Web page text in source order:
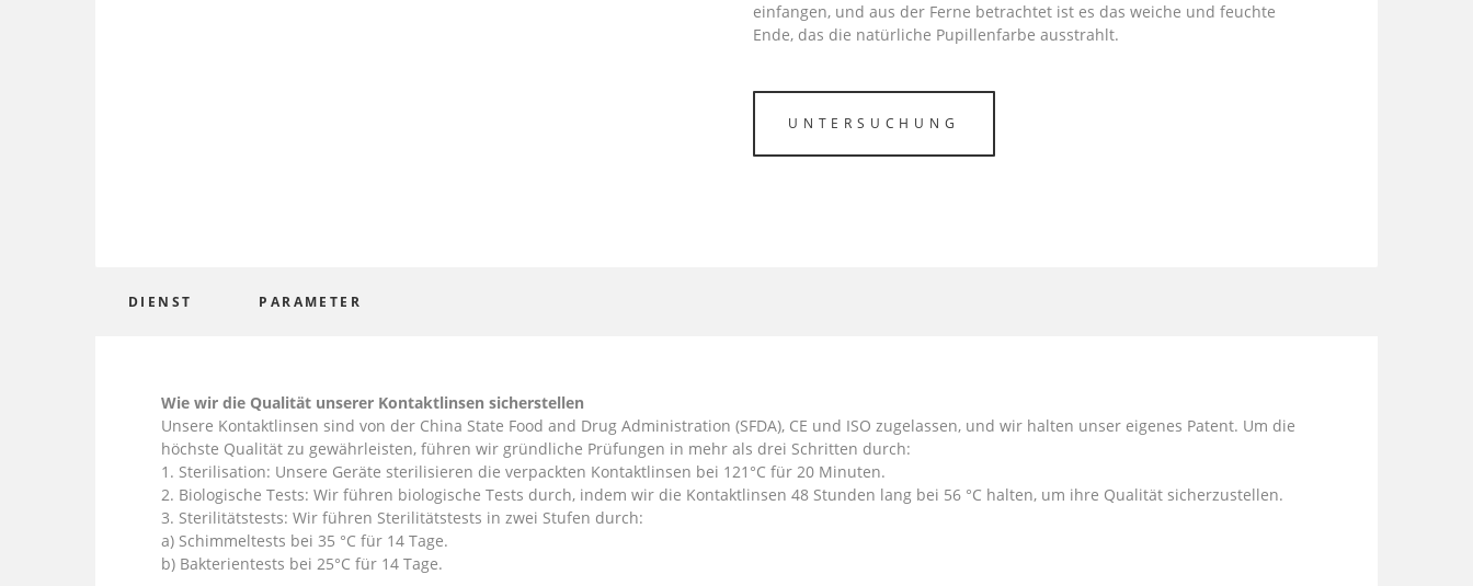
einfangen, und aus der Ferne betrachtet ist es das weiche und feuchte
Ende, das die natürliche Pupillenfarbe ausstrahlt.
UNTERSUCHUNG
DIENST PARAMETER
Wie wir die Qualität unserer Kontaktlinsen sicherstellen
Unsere Kontaktlinsen sind von der China State Food and Drug Administration (SFDA), CE und ISO zugelassen, und wir halten unser eigenes Patent. Um die
höchste Qualität zu gewährleisten, führen wir gründliche Prüfungen in mehr als drei Schritten durch:
1. Sterilisation: Unsere Geräte sterilisieren die verpackten Kontaktlinsen bei 121°C für 20 Minuten.
2. Biologische Tests: Wir führen biologische Tests durch, indem wir die Kontaktlinsen 48 Stunden lang bei 56 °C halten, um ihre Qualität sicherzustellen.
3. Sterilitätstests: Wir führen Sterilitätstests in zwei Stufen durch:
a) Schimmeltests bei 35 °C für 14 Tage.
b) Bakterientests bei 25°C für 14 Tage.